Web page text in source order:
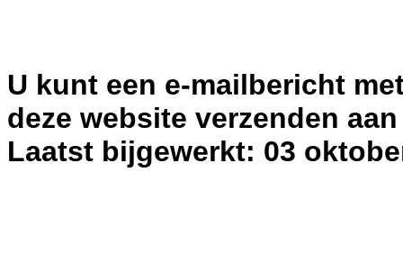
U kunt een e-mailbericht
deze website verzenden
Laatst bijgewerkt: 03